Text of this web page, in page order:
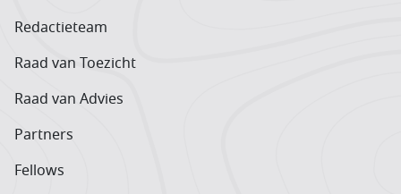
Redactieteam
Raad van Toezicht
Raad van Advies
Partners
Fellows